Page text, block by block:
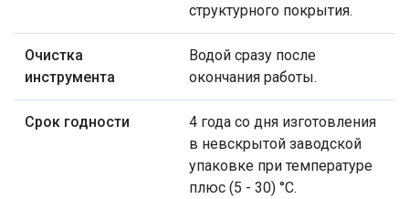
структурного покрытия.
Очистка
инструмента
Водой сразу после
окончания работы.
Срок годности
4 года со дня изготовления
в невскрытой заводской
упаковке при температуре
плюс (5 - 30) °С.